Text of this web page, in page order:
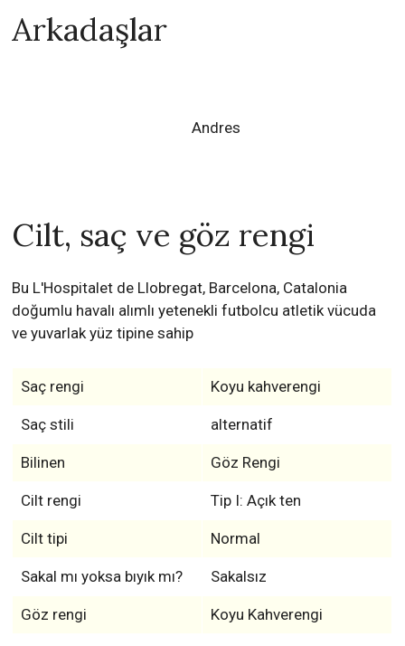
Arkadaşlar
Andres
Cilt, saç ve göz rengi
Bu L'Hospitalet de Llobregat, Barcelona, Catalonia
doğumlu havalı alımlı yetenekli futbolcu atletik vücuda
ve yuvarlak yüz tipine sahip
Saç rengi Koyu kahverengi
Saç stili alternatif
Bilinen Göz Rengi
Cilt rengi Tip I: Açık ten
Cilt tipi Normal
Sakal mı yoksa bıyık mı? Sakalsız
Göz rengi Koyu Kahverengi